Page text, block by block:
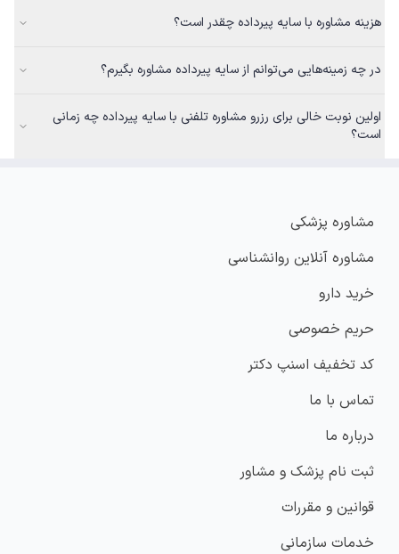
هزینه مشاوره با سایه پیرداده چقدر است؟
در چه زمینه‌هایی می‌توانم از سایه پیرداده مشاوره بگیرم؟
اولین نوبت خالی برای رزرو مشاوره تلفنی با سایه پیرداده چه زمانی
است؟
مشاوره پزشکی
مشاوره آنلاین روانشناسی
خرید دارو
حریم خصوصی
کد تخفیف اسنپ دکتر
تماس با ما
درباره ما
ثبت نام پزشک و مشاور
قوانین و مقررات
خدمات سازمانی